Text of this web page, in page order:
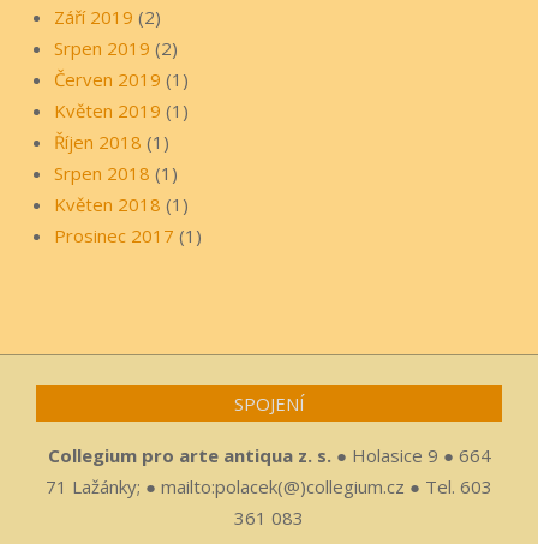
Září 2019 (2)
Srpen 2019 (2)
Červen 2019 (1)
Květen 2019 (1)
Říjen 2018 (1)
Srpen 2018 (1)
Květen 2018 (1)
Prosinec 2017 (1)
SPOJENÍ
Collegium pro arte antiqua z. s. ● Holasice 9 ● 664
71 Lažánky; ● mailto:polacek(@)collegium.cz ● Tel. 603
361 083